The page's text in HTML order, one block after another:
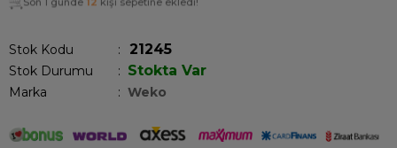
Son 1 günde 12 kişi sepetine ekledi!
Stok Kodu 21245
Stok Durumu : Stokta Var
Marka : Weko